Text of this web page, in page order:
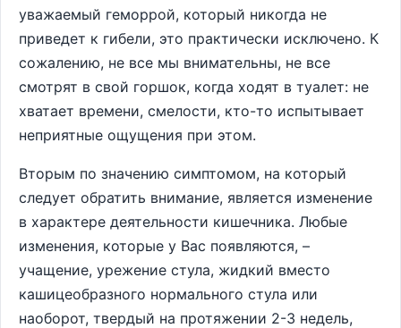
уважаемый геморрой, который никогда не
приведет к гибели, это практически исключено. К
сожалению, не все мы внимательны, не все
смотрят в свой горшок, когда ходят в туалет: не
хватает времени, смелости, кто-то испытывает
неприятные ощущения при этом.
Вторым по значению симптомом, на который
следует обратить внимание, является изменение
в характере деятельности кишечника. Любые
изменения, которые у Вас появляются, –
учащение, урежение стула, жидкий вместо
кашицеобразного нормального стула или
наоборот, твердый на протяжении 2-3 недель,